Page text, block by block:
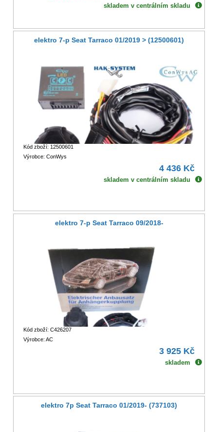
skladem v centrálním skladu
elektro 7-p Seat Tarraco 01/2019 > (12500601)
Kód zboží: 12500601
Výrobce: ConWys
4 436 Kč
skladem v centrálním skladu
elektro 7-p Seat Tarraco 09/2018-
Kód zboží: C426207
Výrobce: AC
3 925 Kč
skladem
elektro 7p Seat Tarraco 01/2019- (737103)